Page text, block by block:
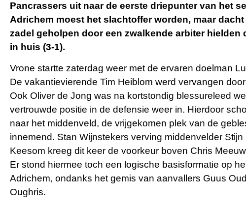
Pancrassers uit naar de eerste driepunter van het
Adrichem moest het slachtoffer worden, maar
zadel geholpen door een zwalkende arbiter hielden
in huis (3-1).
Vrone startte zaterdag weer met de ervaren doelman
De vakantievierende Tim Heiblom werd vervangen
Ook Oliver de Jong was na kortstondig blessureleed
vertrouwde positie in de defensie weer in. Hierdoor
naar het middenveld, de vrijgekomen plek van de
innemend. Stan Wijnstekers verving middenvelder
Keesom kreeg dit keer de voorkeur boven Chris
Er stond hiermee toch een logische basisformatie op
Adrichem, ondanks het gemis van aanvallers Guus
Oughris.